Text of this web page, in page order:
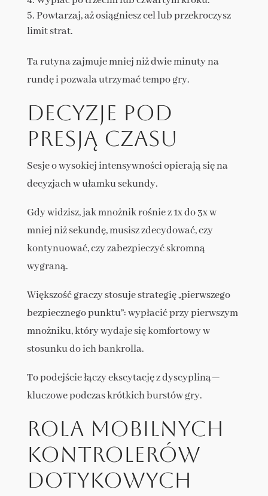
Powtarzaj, aż osiągniesz cel lub przekroczysz
limit strat.
Ta rutyna zajmuje mniej niż dwie minuty na
rundę i pozwala utrzymać tempo gry.
Decyzje pod
presją czasu
Sesje o wysokiej intensywności opierają się na
decyzjach w ułamku sekundy.
Gdy widzisz, jak mnożnik rośnie z 1x do 3x w
mniej niż sekundę, musisz zdecydować, czy
kontynuować, czy zabezpieczyć skromną
wygraną.
Większość graczy stosuje strategię „pierwszego
bezpiecznego punktu”: wypłacić przy pierwszym
mnożniku, który wydaje się komfortowy w
stosunku do ich bankrolla.
To podejście łączy ekscytację z dyscypliną—
kluczowe podczas krótkich burstów gry.
Rola mobilnych
kontrolerów
dotykowych